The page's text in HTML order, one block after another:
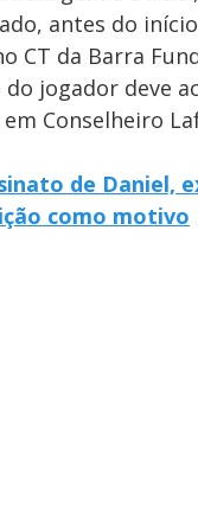
antes do
CT da Barra
jogador deve
Conselheiro
de Daniel,
como motivo